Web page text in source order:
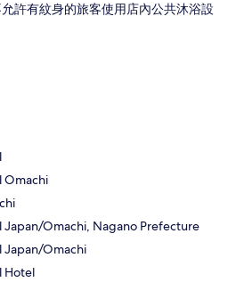
許有紋身的旅客使用店內公共沐浴設
Omachi
Japan/Omachi, Nagano Prefecture
Japan/Omachi
Hotel